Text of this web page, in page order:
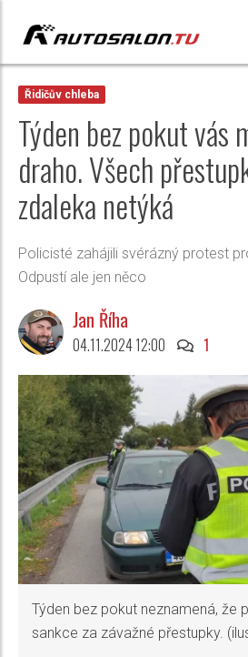
Řidičův chleba
Týden bez pokut vás
draho. Všech
zdaleka netýká
Policisté zahájili svérázný protest
Odpustí ale jen něco
Jan Říha
04.11.2024 12:00 1
Týden bez pokut neznamená, že
sankce za závažné přestupky.